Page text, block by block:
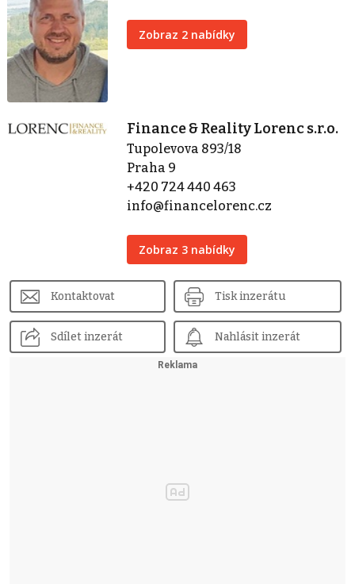
Zobraz 2 nabídky
Finance & Reality Lorenc s.r.o.
Tupolevova 893/18
Praha 9
+420 724 440 463
info@financelorenc.cz
Zobraz 3 nabídky
Kontaktovat Tisk inzerátu
Sdílet inzerát Nahlásit inzerát